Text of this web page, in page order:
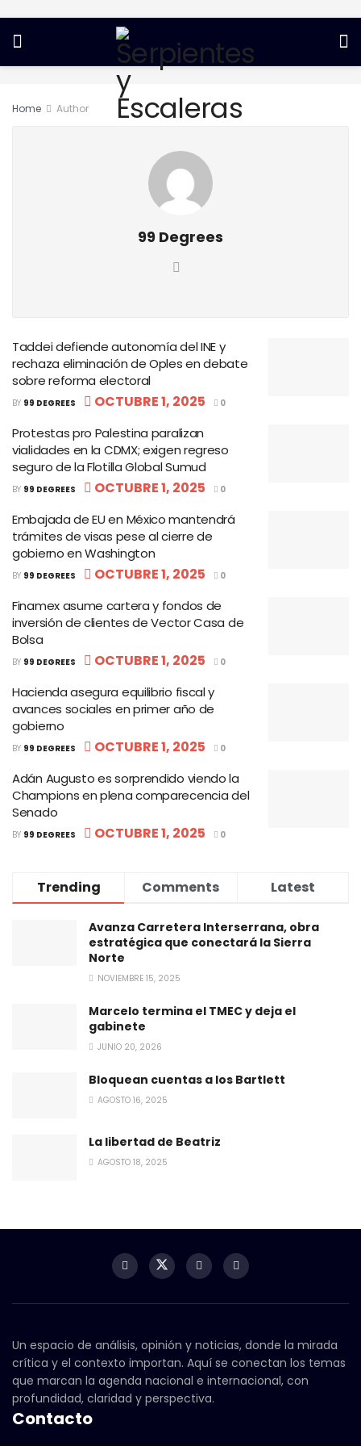
Home Author
99 Degrees
Taddei defiende autonomía del INE y
rechaza eliminación de Oples en debate
sobre reforma electoral
BY 99 DEGREES OCTUBRE 1, 2025 0
Protestas pro Palestina paralizan
vialidades en la CDMX; exigen regreso
seguro de la Flotilla Global Sumud
BY 99 DEGREES OCTUBRE 1, 2025 0
Embajada de EU en México mantendrá
trámites de visas pese al cierre de
gobierno en Washington
BY 99 DEGREES OCTUBRE 1, 2025 0
Finamex asume cartera y fondos de
inversión de clientes de Vector Casa de
Bolsa
BY 99 DEGREES OCTUBRE 1, 2025 0
Hacienda asegura equilibrio fiscal y
avances sociales en primer año de
gobierno
BY 99 DEGREES OCTUBRE 1, 2025 0
Adán Augusto es sorprendido viendo la
Champions en plena comparecencia del
Senado
BY 99 DEGREES OCTUBRE 1, 2025 0
Trending Comments Latest
Avanza Carretera Interserrana, obra
estratégica que conectará la Sierra
Norte
NOVIEMBRE 15, 2025
Marcelo termina el TMEC y deja el
gabinete
JUNIO 20, 2026
Bloquean cuentas a los Bartlett
AGOSTO 16, 2025
La libertad de Beatriz
AGOSTO 18, 2025
Un espacio de análisis, opinión y noticias, donde la mirada
crítica y el contexto importan. Aquí se conectan los temas
que marcan la agenda nacional e internacional, con
profundidad, claridad y perspectiva.
Contacto